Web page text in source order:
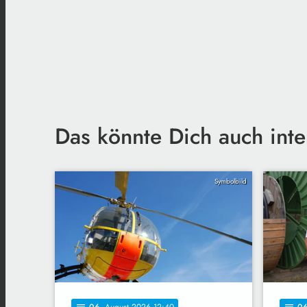
Das könnte Dich auch
Symbolbild